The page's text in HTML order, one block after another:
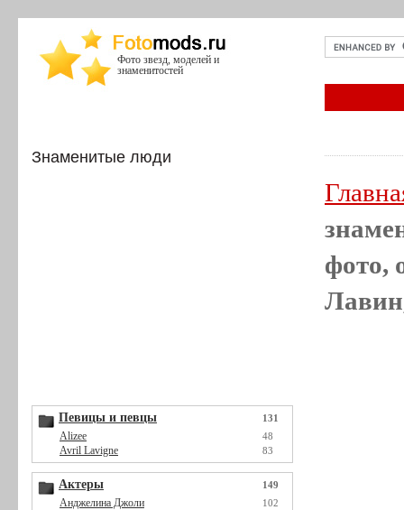
Фото звезд, моделей и
знаменитостей
Знаменитые люди
Певицы и певцы 131
Alizee 48
Avril Lavigne 83
Актеры 149
Анджелина Джоли 102
фото,